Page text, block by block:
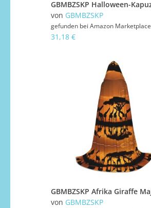
von GBMBZSKP
gefunden bei Amazon Marketplace
31,18 €
von GBMBZSKP